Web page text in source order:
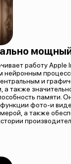
работу Apple
нейронным
и
а также
памяти.
фото-и
а также